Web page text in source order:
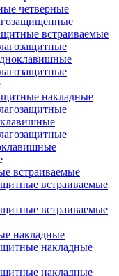
четверные
встраиваемые
накладные
встраиваемые
встраиваемые
встраиваемые
накладные
накладные
накладные